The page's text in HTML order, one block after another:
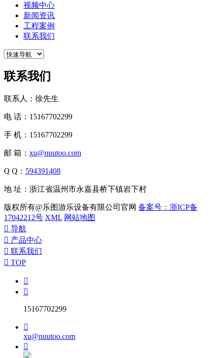
视频中心
新闻资讯
工程案例
联系我们
联系我们
联系人：徐先生
电 话：15167702299
手 机：15167702299
邮 箱： xu@nuutoo.com
Q Q： 594391408
地 址：浙江省温州市永嘉县桥下镇岩下村
版权所有@乐图游乐设备有限公司官网 备案号：浙ICP备
17042212号 XML 网站地图
 导航
 产品中心
 联系我们
 TOP


15167702299

xu@nuutoo.com
